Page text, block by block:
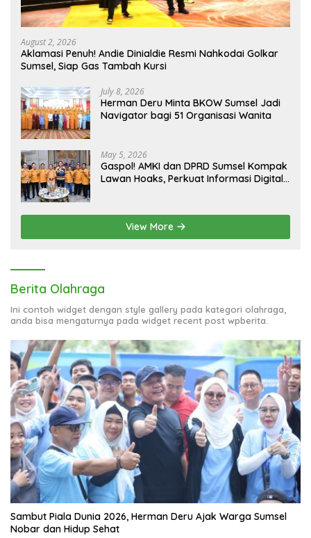
August 2, 2026
Aklamasi Penuh! Andie Dinialdie Resmi Nahkodai Golkar
Sumsel, Siap Gas Tambah Kursi
July 8, 2026
Herman Deru Minta BKOW Sumsel Jadi
Navigator bagi 51 Organisasi Wanita
May 5, 2026
Gaspol! AMKI dan DPRD Sumsel Kompak
Lawan Hoaks, Perkuat Informasi Digital
View More
Berita Olahraga
Ini contoh widget dengan style gallery pada kategori olahraga,
anda bisa mengaturnya pada widget recent post wpberita.
Sambut Piala Dunia 2026, Herman Deru Ajak Warga Sumsel
Nobar dan Hidup Sehat